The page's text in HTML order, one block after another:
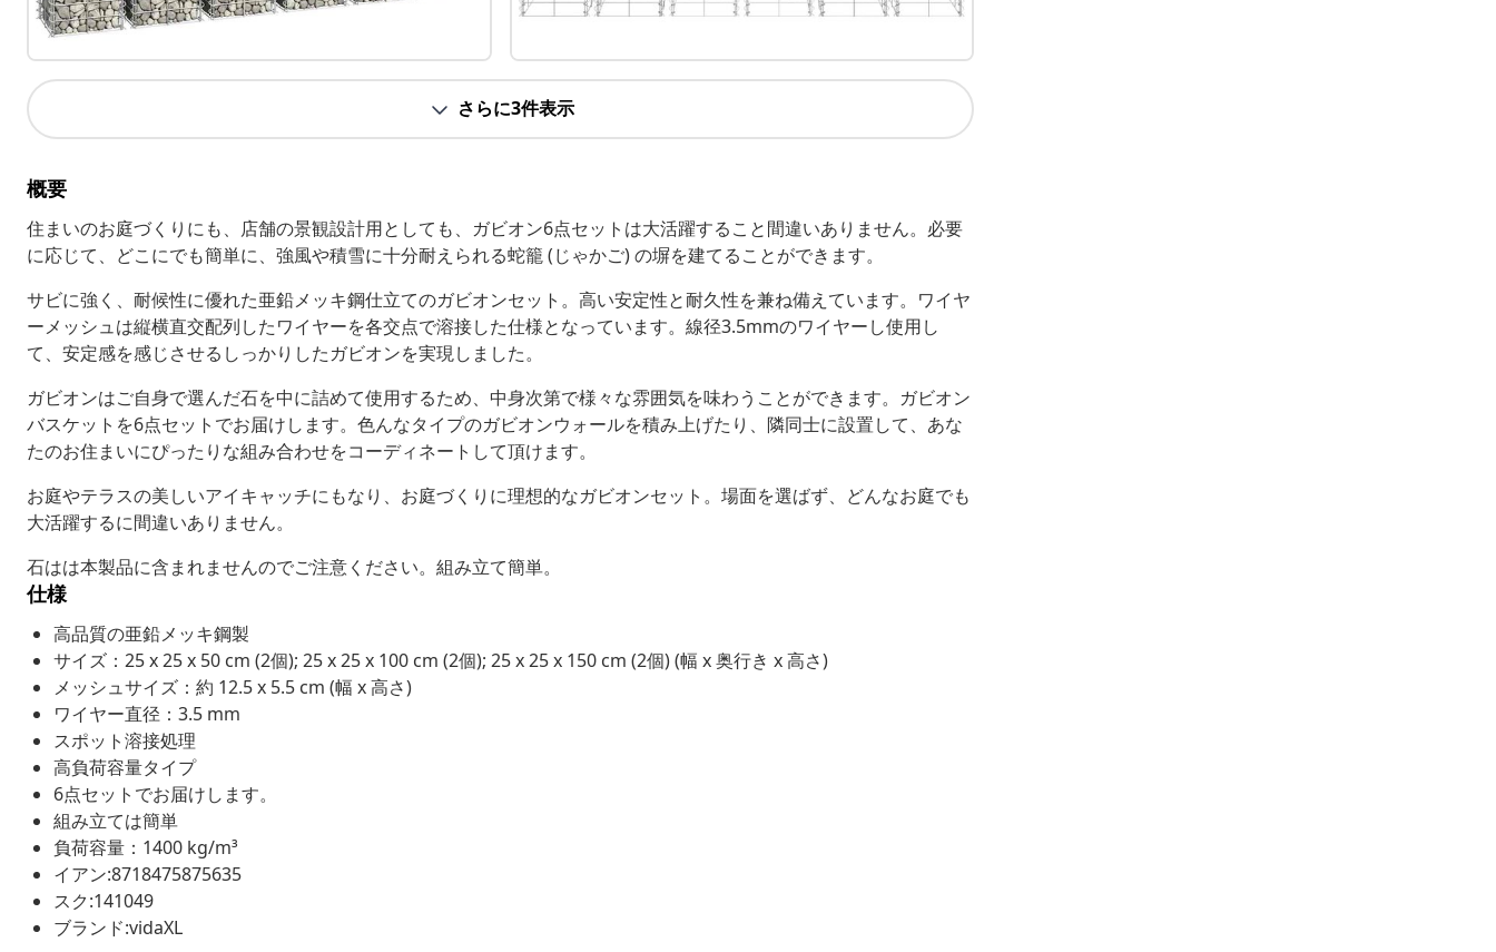
さらに3件表示
概要
住まいのお庭づくりにも、店舗の景観設計用としても、ガビオン6点セットは大活躍すること間違いありません。必要
に応じて、どこにでも簡単に、強風や積雪に十分耐えられる蛇籠 (じゃかご) の塀を建てることができます。
サビに強く、耐候性に優れた亜鉛メッキ鋼仕立てのガビオンセット。高い安定性と耐久性を兼ね備えています。ワイヤ
ーメッシュは縦横直交配列したワイヤーを各交点で溶接した仕様となっています。線径3.5mmのワイヤーし使用し
て、安定感を感じさせるしっかりしたガビオンを実現しました。
ガビオンはご自身で選んだ石を中に詰めて使用するため、中身次第で様々な雰囲気を味わうことができます。ガビオン
バスケットを6点セットでお届けします。色んなタイプのガビオンウォールを積み上げたり、隣同士に設置して、あな
たのお住まいにぴったりな組み合わせをコーディネートして頂けます。
お庭やテラスの美しいアイキャッチにもなり、お庭づくりに理想的なガビオンセット。場面を選ばず、どんなお庭でも
大活躍するに間違いありません。
石はは本製品に含まれませんのでご注意ください。組み立て簡単。
仕様
高品質の亜鉛メッキ鋼製
サイズ：25 x 25 x 50 cm (2個); 25 x 25 x 100 cm (2個); 25 x 25 x 150 cm (2個) (幅 x 奥行き x 高さ)
メッシュサイズ：約 12.5 x 5.5 cm (幅 x 高さ)
ワイヤー直径：3.5 mm
スポット溶接処理
高負荷容量タイプ
6点セットでお届けします。
組み立ては簡単
負荷容量：1400 kg/m³
イアン:8718475875635
スク:141049
ブランド:vidaXL